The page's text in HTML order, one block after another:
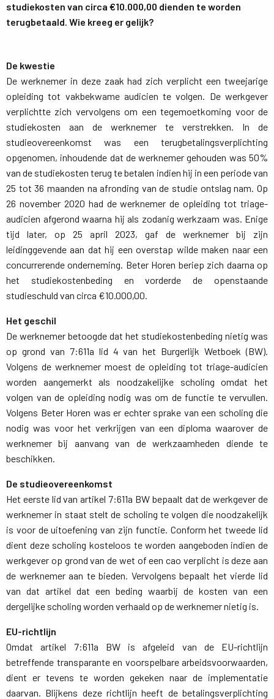
studiekosten van circa €10.000,00 dienden te worden
terugbetaald. Wie kreeg er gelijk?
De kwestie
De werknemer in deze zaak had zich verplicht een tweejarige
opleiding tot vakbekwame audicien te volgen. De werkgever
verplichtte zich vervolgens om een tegemoetkoming voor de
studiekosten aan de werknemer te verstrekken. In de
studieovereenkomst was een terugbetalingsverplichting
opgenomen, inhoudende dat de werknemer gehouden was 50%
van de studiekosten terug te betalen indien hij in een periode van
25 tot 36 maanden na afronding van de studie ontslag nam. Op
26 november 2020 had de werknemer de opleiding tot triage-
audicien afgerond waarna hij als zodanig werkzaam was. Enige
tijd later, op 25 april 2023, gaf de werknemer bij zijn
leidinggevende aan dat hij een overstap wilde maken naar een
concurrerende onderneming. Beter Horen beriep zich daarna op
het studiekostenbeding en vorderde de openstaande
studieschuld van circa €10.000,00.
Het geschil
De werknemer betoogde dat het studiekostenbeding nietig was
op grond van 7:611a lid 4 van het Burgerlijk Wetboek (BW).
Volgens de werknemer moest de opleiding tot triage-audicien
worden aangemerkt als noodzakelijke scholing omdat het
volgen van de opleiding nodig was om de functie te vervullen.
Volgens Beter Horen was er echter sprake van een scholing die
nodig was voor het verkrijgen van een diploma waarover de
werknemer bij aanvang van de werkzaamheden diende te
beschikken.
De studieovereenkomst
Het eerste lid van artikel 7:611a BW bepaalt dat de werkgever de
werknemer in staat stelt de scholing te volgen die noodzakelijk
is voor de uitoefening van zijn functie. Conform het tweede lid
dient deze scholing kosteloos te worden aangeboden indien de
werkgever op grond van de wet of een cao verplicht is deze aan
de werknemer aan te bieden. Vervolgens bepaalt het vierde lid
van dat artikel dat een beding waarbij de kosten van een
dergelijke scholing worden verhaald op de werknemer nietig is.
EU-richtlijn
Omdat artikel 7:611a BW is afgeleid van de EU-richtlijn
betreffende transparante en voorspelbare arbeidsvoorwaarden,
dient er tevens te worden gekeken naar de implementatie
daarvan. Blijkens deze richtlijn heeft de betalingsverplichting